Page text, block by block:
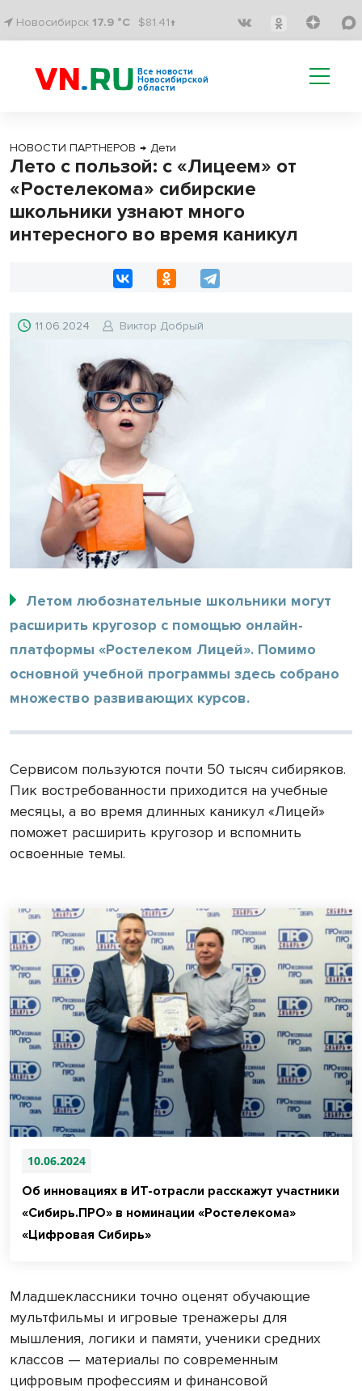
Новосибирск 17.9 °C $81.41↑
Все новости
Новосибирской
области
НОВОСТИ ПАРТНЕРОВ → Дети
Лето с пользой: с «Лицеем» от
«Ростелекома» сибирские
школьники узнают много
интересного во время каникул
11.06.2024 Виктор Добрый
Летом любознательные школьники могут
расширить кругозор с помощью онлайн-
платформы «Ростелеком Лицей». Помимо
основной учебной программы здесь собрано
множество развивающих курсов.
Сервисом пользуются почти 50 тысяч сибиряков.
Пик востребованности приходится на учебные
месяцы, а во время длинных каникул «Лицей»
поможет расширить кругозор и вспомнить
освоенные темы.
10.06.2024
Об инновациях в ИТ-отрасли расскажут участники
«Сибирь.ПРО» в номинации «Ростелекома»
«Цифровая Сибирь»
Младшеклассники точно оценят обучающие
мультфильмы и игровые тренажеры для
мышления, логики и памяти, ученики средних
классов — материалы по современным
цифровым профессиям и финансовой